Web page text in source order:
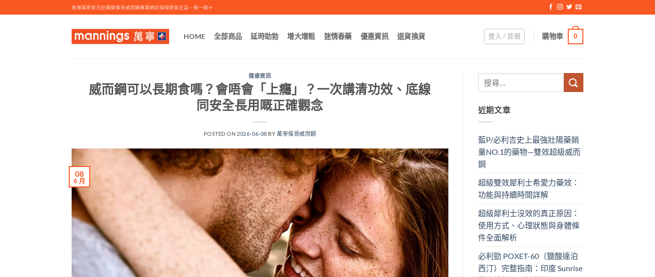
to
香港萬寧官方壯陽藥偉哥威而鋼專賣網店保證原裝正品，假一賠十
HOME 全部商品 延時助勃 增大增粗 迷情春藥 優惠資訊 退貨換貨 登入 / 註冊 購物車 0
健康資訊
威而鋼可以長期食嗎？會唔會「上癮」？一次講清功效、底線
同安全長用嘅正確觀念
POSTED ON 2026-06-08 BY萬寧偉哥威而鋼
08
6 月
近期文章
藍P/必利吉史上最強壯陽藥銷
量NO.1的藥物—雙效超級威而
鋼
超級雙效犀利士希愛力藥效：
功能與持續時間詳解
超級犀利士沒效的真正原因：
使用方式、心理狀態與身體條
件全面解析
必利勁 POXET-60（鹽酸達泊
西汀）完整指南：印度 Sunrise